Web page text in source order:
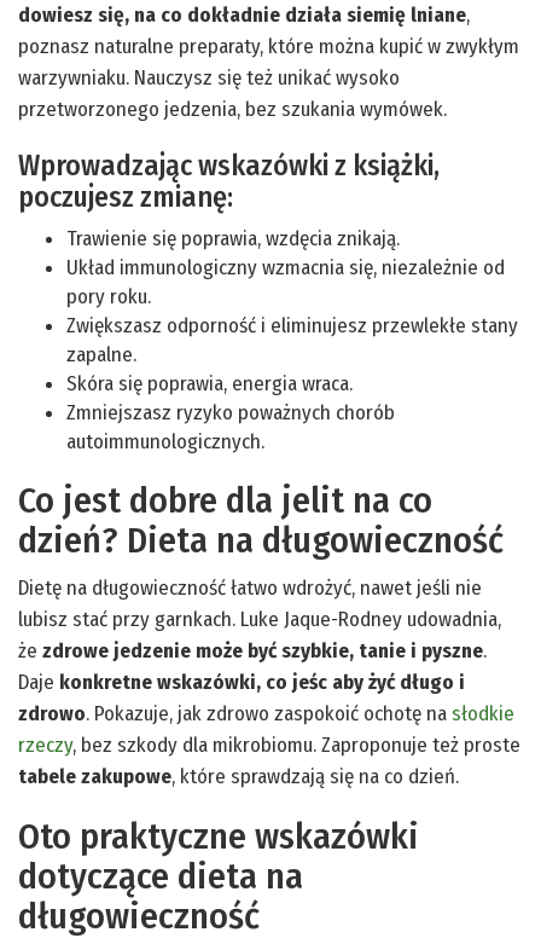
dowiesz się, na co dokładnie działa siemię lniane,
poznasz naturalne preparaty, które można kupić w zwykłym
warzywniaku. Nauczysz się też unikać wysoko
przetworzonego jedzenia, bez szukania wymówek.
Wprowadzając wskazówki z książki,
poczujesz zmianę:
Trawienie się poprawia, wzdęcia znikają.
Układ immunologiczny wzmacnia się, niezależnie od
pory roku.
Zwiększasz odporność i eliminujesz przewlekłe stany
zapalne.
Skóra się poprawia, energia wraca.
Zmniejszasz ryzyko poważnych chorób
autoimmunologicznych.
Co jest dobre dla jelit na co
dzień? Dieta na długowieczność
Dietę na długowieczność łatwo wdrożyć, nawet jeśli nie
lubisz stać przy garnkach. Luke Jaque-Rodney udowadnia,
że zdrowe jedzenie może być szybkie, tanie i pyszne.
Daje konkretne wskazówki, co jeśc aby żyć długo i
zdrowo. Pokazuje, jak zdrowo zaspokoić ochotę na słodkie
rzeczy, bez szkody dla mikrobiomu. Zaproponuje też proste
tabele zakupowe, które sprawdzają się na co dzień.
Oto praktyczne wskazówki
dotyczące dieta na
długowieczność